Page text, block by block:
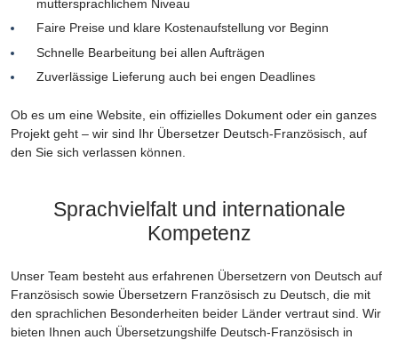
muttersprachlichem Niveau
Faire Preise und klare Kostenaufstellung vor Beginn
Schnelle Bearbeitung bei allen Aufträgen
Zuverlässige Lieferung auch bei engen Deadlines
Ob es um eine Website, ein offizielles Dokument oder ein ganzes
Projekt geht – wir sind Ihr Übersetzer Deutsch-Französisch, auf
den Sie sich verlassen können.
Sprachvielfalt und internationale
Kompetenz
Unser Team besteht aus erfahrenen Übersetzern von Deutsch auf
Französisch sowie Übersetzern Französisch zu Deutsch, die mit
den sprachlichen Besonderheiten beider Länder vertraut sind. Wir
bieten Ihnen auch Übersetzungshilfe Deutsch-Französisch in